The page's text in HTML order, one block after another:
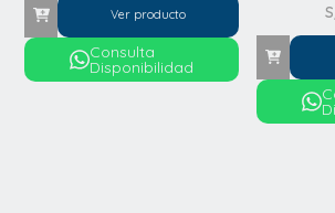
Ver producto
Consulta
Disponibilidad